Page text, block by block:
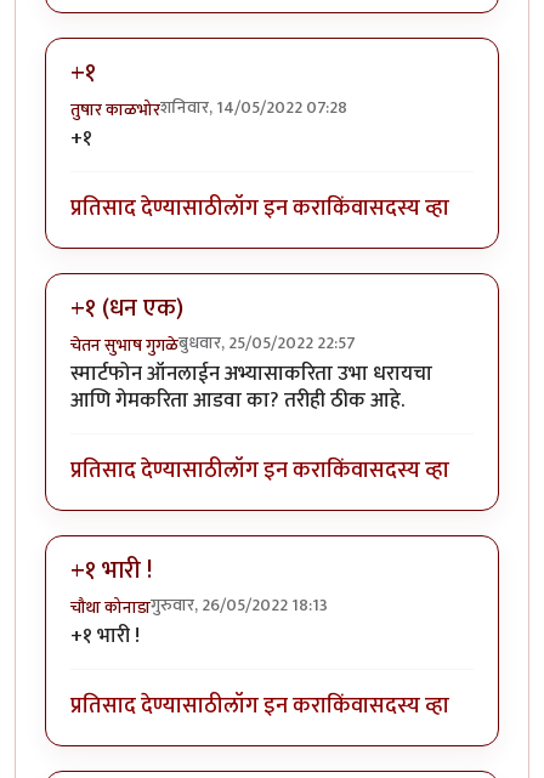
+१
तुषार काळभोरशनिवार, 14/05/2022 07:28
+१
प्रतिसाद देण्यासाठीलॉग इन कराकिंवासदस्य व्हा
+१ (धन एक)
चेतन सुभाष गुगळेबुधवार, 25/05/2022 22:57
स्मार्टफोन ऑनलाईन अभ्यासाकरिता उभा धरायचा
आणि गेमकरिता आडवा का? तरीही ठीक आहे.
प्रतिसाद देण्यासाठीलॉग इन कराकिंवासदस्य व्हा
+१ भारी !
चौथा कोनाडागुरुवार, 26/05/2022 18:13
+१ भारी !
प्रतिसाद देण्यासाठीलॉग इन कराकिंवासदस्य व्हा